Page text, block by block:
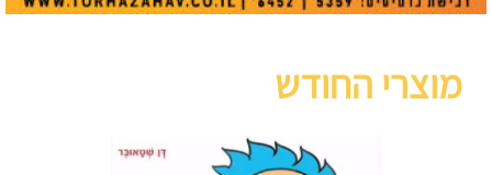
מוצרי החודש